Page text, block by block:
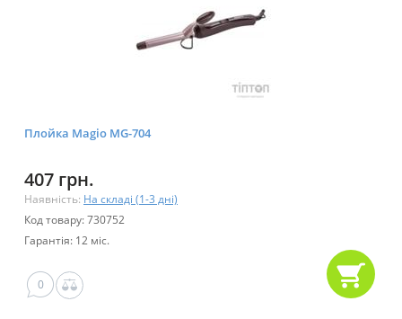
Плойка Magio MG-704
407 грн.
Наявність: На складі (1-3 дні)
Код товару: 730752
Гарантія: 12 міс.
0